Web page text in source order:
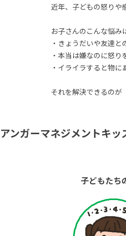
近年、子どもの怒りや
お子さんのこんな悩み
・きょうだいや友達と
・本当は嫌なのに怒
・イライラすると物に
それを解決できるのが
アンガーマネジメントキ
子どもたち